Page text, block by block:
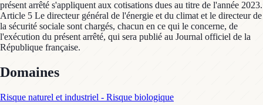
présent arrêté s'appliquent aux cotisations dues au titre de l'année 2023.
Article 5 Le directeur général de l'énergie et du climat et le directeur de
la sécurité sociale sont chargés, chacun en ce qui le concerne, de
l'exécution du présent arrêté, qui sera publié au Journal officiel de la
République française.
Domaines
Risque naturel et industriel - Risque biologique